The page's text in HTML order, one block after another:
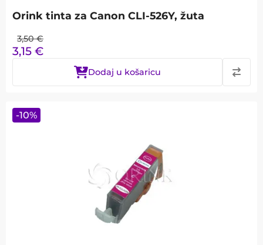
Orink tinta za Canon CLI-526Y, žuta
3,50 €
3,15 €
Dodaj u košaricu
-10%